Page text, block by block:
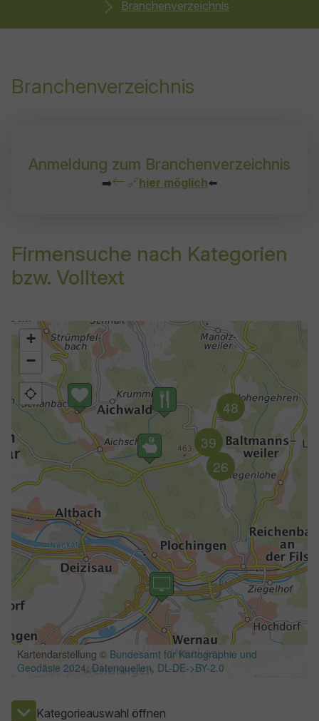
Branchenverzeichnis
Branchenverzeichnis
Anmeldung zum Branchenverzeichnis
➡️ 🔗hier möglich⬅️
Firmensuche nach Kategorien
bzw. Volltext
Kategorieauswahl öffnen